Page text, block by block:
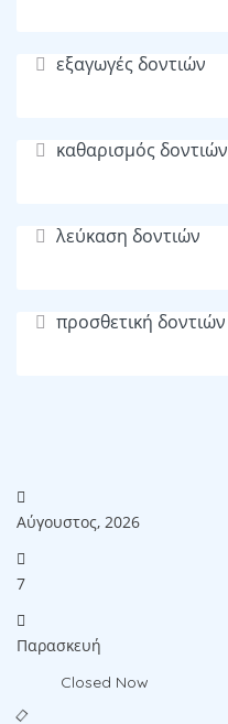
εξαγωγές δοντιών
καθαρισμός δοντιών
λεύκαση δοντιών
προσθετική δοντιών
Αύγουστος, 2026
7
Παρασκευή
Closed Now